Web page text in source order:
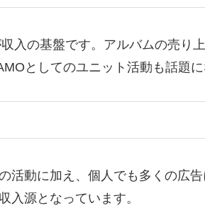
入の基盤です。アルバムの売り
としてのユニット活動も話題
活動に加え、個人でも多くの広
入源となっています。